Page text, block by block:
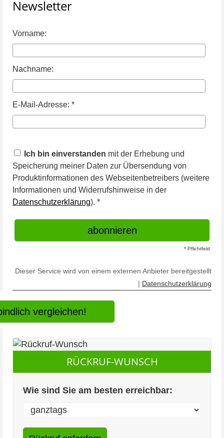
Newsletter
Vorname:
Nachname:
E-Mail-Adresse: *
Ich bin einverstanden mit der Erhebung und
Speicherung meiner Daten zur Übersendung von
Produktinformationen des Webseitenbetreibers (weitere
Informationen und Widerrufshinweise in der
Datenschutzerklärung). *
* Pflichtfeld
Dieser Service wird von einem externen Anbieter bereitgestellt
| Datenschutzerklärung
vergleichen!
RÜCKRUF-WUNSCH
Wie sind Sie am besten erreichbar: